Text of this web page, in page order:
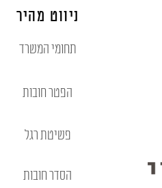
ניווט מהיר
תחומי המשרד
הפטר חובות
פשיטת רגל
הסדר חובות